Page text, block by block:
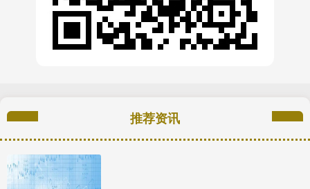
推荐资讯